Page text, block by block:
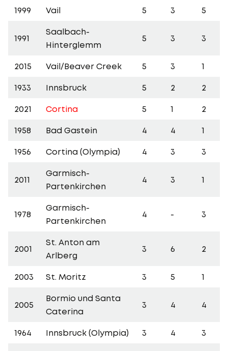
1999 Vail 5 3 5
1991
Saalbach-
Hinterglemm
5 3 3
2015 Vail/Beaver Creek 5 3 1
1933 Innsbruck 5 2 2
2021 Cortina 5 1 2
1958 Bad Gastein 4 4 1
1956 Cortina (Olympia) 4 3 3
2011
Garmisch-
Partenkirchen
4 3 1
1978
Garmisch-
Partenkirchen
4 - 3
2001
St. Anton am
Arlberg
3 6 2
2003 St. Moritz 3 5 1
2005
Bormio und Santa
Caterina
3 4 4
1964 Innsbruck (Olympia) 3 4 3